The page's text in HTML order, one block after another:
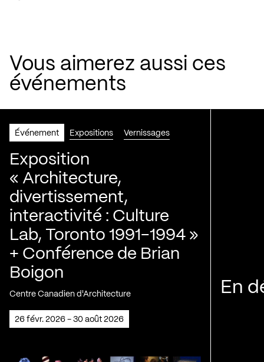
Vous aimerez aussi ces
événements
Événement Expositions Vernissages
Exposition
« Architecture,
divertissement,
interactivité : Culture
Lab, Toronto 1991-1994 »
+ Conférence de Brian
Boigon
Centre Canadien d'Architecture
26 févr. 2026 - 30 août 2026
En